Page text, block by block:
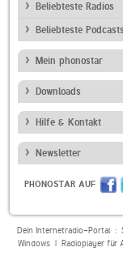
Beliebteste Radios
Beliebteste Podcasts
Mein phonostar
Downloads
Hilfe & Kontakt
Newsletter
PHONOSTAR AUF
Dein Internetradio-Portal :
Windows| Radioplayer für